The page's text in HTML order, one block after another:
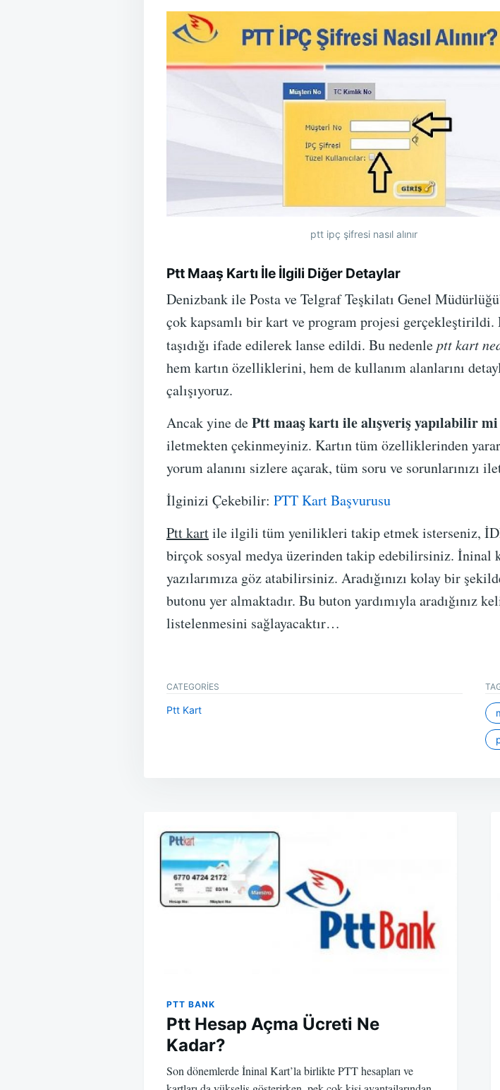
ptt ipç şifresi nasıl alınır
Ptt Maaş Kartı İle İlgili Diğer Detaylar
Denizbank ile Posta ve Telgraf Teşkilatı Genel
çok kapsamlı bir kart ve program projesi
taşıdığı ifade edilerek lanse edildi. Bu nedenleptt kart
hem kartın özelliklerini, hem de kullanım alanlarını
çalışıyoruz.
Ancak yine dePtt maaş kartı ile alışveriş yapılabilir mi
iletmekten çekinmeyiniz. Kartın tüm özelliklerinden
yorum alanını sizlere açarak, tüm soru ve sorunlarınızı
İlginizi Çekebilir: PTT Kart Başvurusu
Ptt kartile ilgili tüm yenilikleri takip etmek isterseniz,
birçok sosyal medya üzerinden takip edebilirsiniz.
yazılarımıza göz atabilirsiniz. Aradığınızı kolay bir
butonu yer almaktadır. Bu buton yardımıyla aradığınız
listelenmesini sağlayacaktır…
CATEGORIES
Ptt Kart
PTT BANK
Ptt Hesap Açma Ücreti Ne
Kadar?
Son dönemlerde İninal Kart’la birlikte PTT hesapları ve